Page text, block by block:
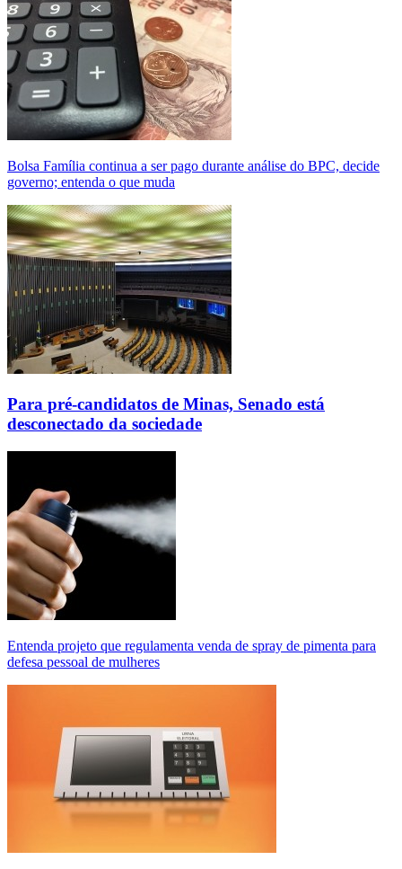
Bolsa Família continua a ser pago durante análise do BPC, decide
governo; entenda o que muda
Para pré-candidatos de Minas, Senado está
desconectado da sociedade
Entenda projeto que regulamenta venda de spray de pimenta para
defesa pessoal de mulheres